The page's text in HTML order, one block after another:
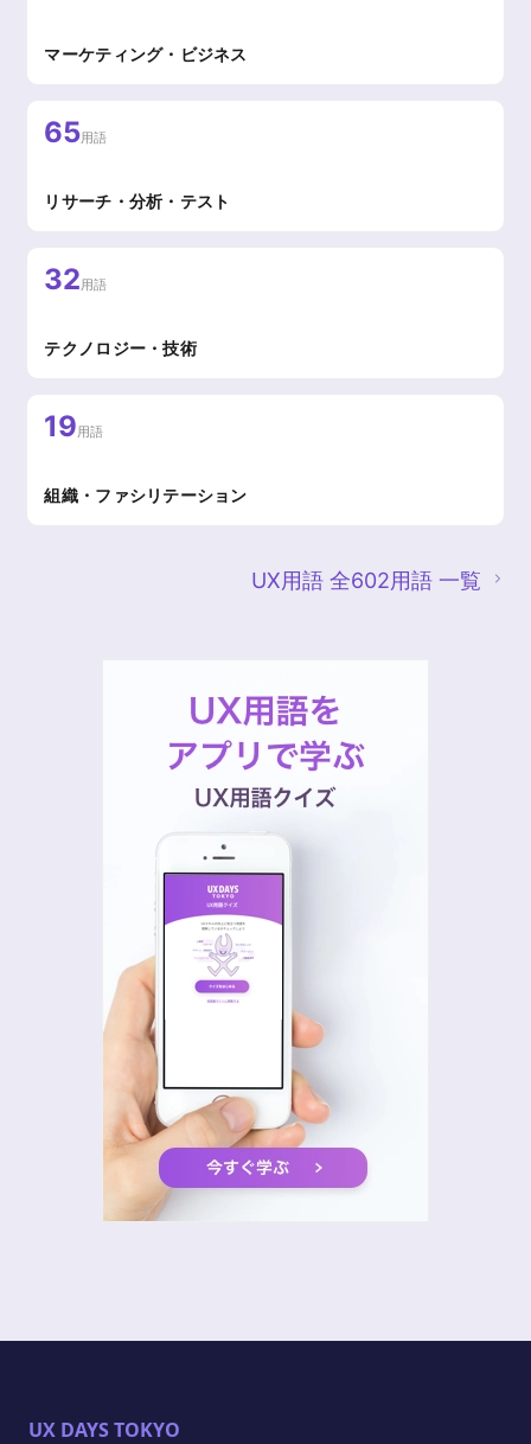
マーケティング・ビジネス
65用語
リサーチ・分析・テスト
32用語
テクノロジー・技術
19用語
組織・ファシリテーション
UX用語 全602用語 一覧
UX DAYS TOKYO